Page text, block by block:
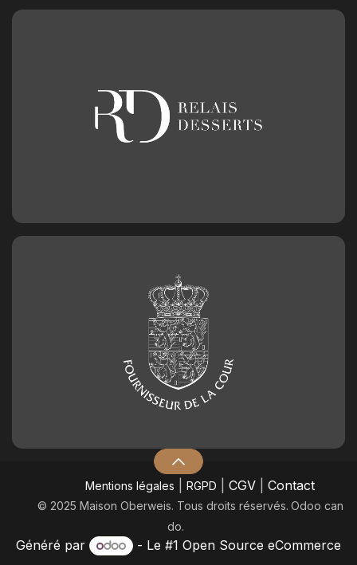
Mentions légales RGPD CGV| Contact
© 2025 Maison Oberweis. Tous droits réservés. ​Odoo can
do.
Généré par - Le #1 Open Source eCommerce